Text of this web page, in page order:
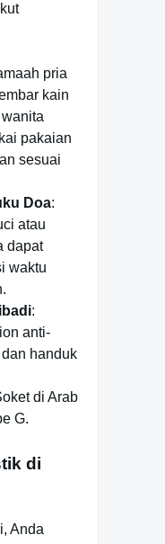
pria
kain
pakaian
sesuai
Doa:
atau
dapat
waktu
:
anti-
handuk
di Arab
G.
di
Anda